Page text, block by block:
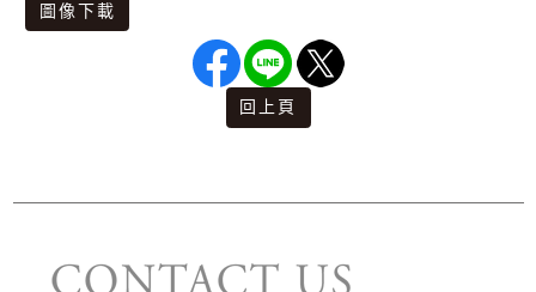
圖像下載
回上頁
版權宣告